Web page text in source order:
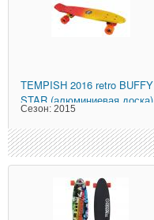
TEMPISH 2016 retro BUFFY
STAR (алюминиевая доска)
Золотой
Сезон: 2015